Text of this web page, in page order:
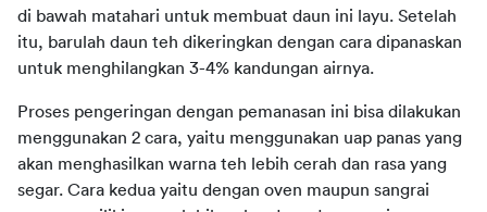
di bawah matahari untuk membuat daun ini layu. Setelah
itu, barulah daun teh dikeringkan dengan cara dipanaskan
untuk menghilangkan 3-4% kandungan airnya.
Proses pengeringan dengan pemanasan ini bisa dilakukan
menggunakan 2 cara, yaitu menggunakan uap panas yang
akan menghasilkan warna teh lebih cerah dan rasa yang
segar. Cara kedua yaitu dengan oven maupun sangrai